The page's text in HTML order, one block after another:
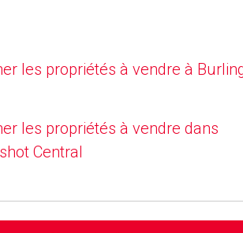
les propriétés à vendre à
les propriétés à vendre dans
Central